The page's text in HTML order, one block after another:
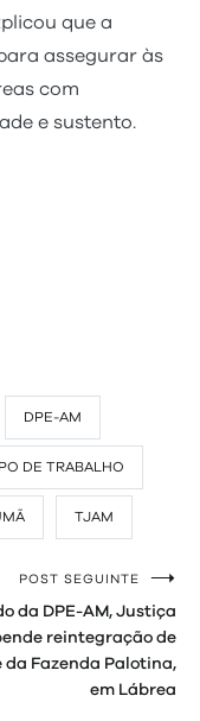
que a
assegurar às
com
e sustento.
DPE-AM
DE TRABALHO
TJAM
POST SEGUINTE
da DPE-AM, Justiça
reintegração de
da Fazenda Palotina,
em Lábrea